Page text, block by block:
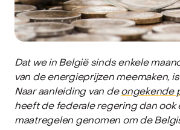
Dat we in België sinds enkele
van de energieprijzen meemaken,
Naar aanleiding van deongekende
heeft de federale regering dan ook
maatregelen genomen om de